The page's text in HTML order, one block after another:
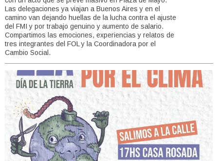
Las delegaciones ya viajan a Buenos Aires y en el
camino van dejando huellas de la lucha contra el ajuste
del FMI y por trabajo genuino y aumento de salario.
Compartimos las emociones, experiencias y relatos de
tres integrantes del FOL y la Coordinadora por el
Cambio Social.